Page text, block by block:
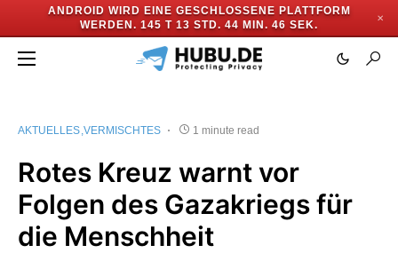
ANDROID WIRD EINE GESCHLOSSENE PLATTFORM
WERDEN. 145 T 13 STD. 44 MIN. 45 SEK.
✕
AKTUELLES VERMISCHTES 1 minute read
Rotes Kreuz warnt vor
Folgen des Gazakriegs für
die Menschheit